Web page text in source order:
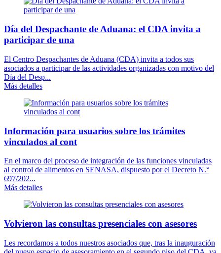
Día del Despachante de Aduana: el CDA invita a
participar de una
El Centro Despachantes de Aduana (CDA) invita a todos sus
asociados a participar de las actividades organizadas con motivo del
Día del Desp...
Más detalles
Información para usuarios sobre los trámites
vinculados al cont
En el marco del proceso de integración de las funciones vinculadas
al control de alimentos en SENASA, dispuesto por el Decreto N.°
697/202...
Más detalles
Volvieron las consultas presenciales con asesores
Les recordamos a todos nuestros asociados que, tras la inauguración